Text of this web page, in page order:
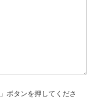
ボタンを押してくださ